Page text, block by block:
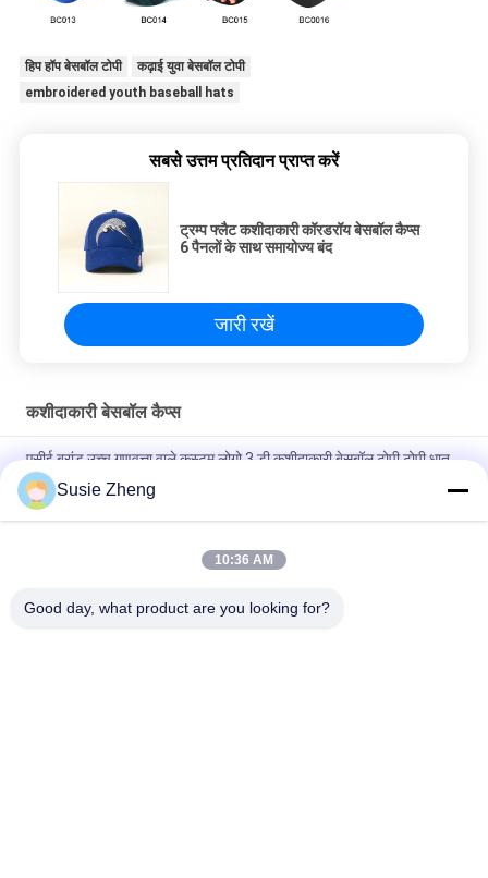
हिप हॉप बेसबॉल टोपी
कढ़ाई युवा बेसबॉल टोपी
embroidered youth baseball hats
सबसे उत्तम प्रतिदान प्राप्त करें
ट्रम्प फ्लैट कशीदाकारी कॉरडरॉय बेसबॉल कैप्स
6 पैनलों के साथ समायोज्य बंद
जारी रखें
कशीदाकारी बेसबॉल कैप्स
एसीई ब्रांड उच्च गुणवत्ता वाले कस्टम लोगो 3 डी कशीदाकारी बेसबॉल टोपी टोपी धातु
बकसुआ के साथ
100% पॉलिएस्टर 6 पैनल बेसबॉल कैप सॉलिड क्लासिकल सिक्स पैनल अनस्ट्रक्चर्ड
Susie Zheng
10:36 AM
Good day, what product are you looking for?